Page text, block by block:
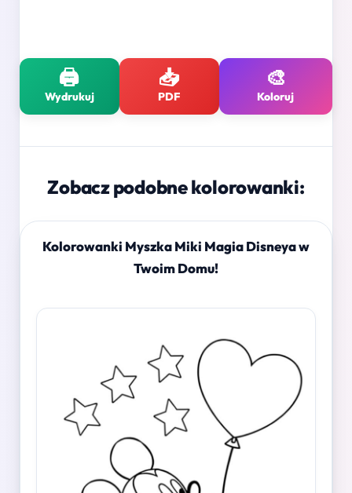
🖨️
Wydrukuj
📥
PDF
🎨
Koloruj
Zobacz podobne kolorowanki:
Kolorowanki Myszka Miki Magia Disneya w
Twoim Domu!